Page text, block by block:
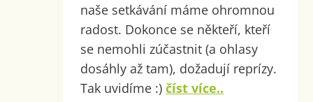
naše setkávání máme ohromnou
radost. Dokonce se někteří, kteří
se nemohli zúčastnit (a ohlasy
dosáhly až tam), dožadují reprízy.
Tak uvidíme :)číst více..